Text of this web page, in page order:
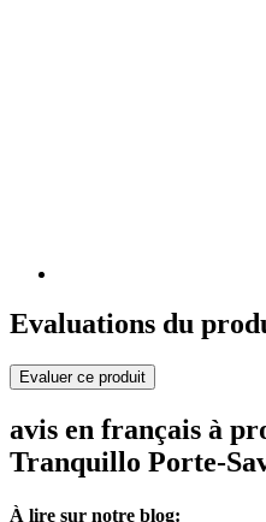
Evaluations du
Evaluer ce produit
avis en français à
Tranquillo Porte-
À lire sur notre blog: